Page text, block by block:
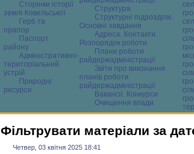
Сторінки історії
землі Ковельської
Герб та
прапор
Паспорт
району
Адміністративно-
територіальний
устрій
Природні
ресурси
Структура
Структурні підрозділи.
Основні завдання
Адреса. Контакти.
Розпорядок роботи
Плани роботи
райдержадміністрації
Звіти про виконання
планів роботи
райдержадміністрації
Вакансії. Конкурси
Очищення влади
Фільтрувати матеріали за
Четвер, 03 квітня 2025 18:41